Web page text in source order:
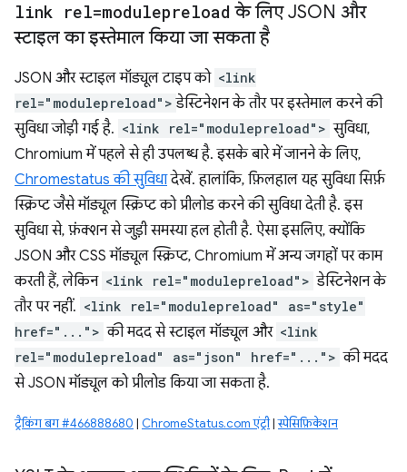
link rel=modulepreload के लिए JSON और
स्टाइल का इस्तेमाल किया जा सकता है
JSON और स्टाइल मॉड्यूल टाइप को <link
rel="modulepreload"> डेस्टिनेशन के तौर पर इस्तेमाल करने की
सुविधा जोड़ी गई है. <link rel="modulepreload"> सुविधा,
Chromium में पहले से ही उपलब्ध है. इसके बारे में जानने के लिए,
Chromestatus की सुविधादेखें. हालांकि, फ़िलहाल यह सुविधा सिर्फ़
स्क्रिप्ट जैसे मॉड्यूल स्क्रिप्ट को प्रीलोड करने की सुविधा देती है. इस
सुविधा से, फ़ंक्शन से जुड़ी समस्या हल होती है. ऐसा इसलिए, क्योंकि
JSON और CSS मॉड्यूल स्क्रिप्ट, Chromium में अन्य जगहों पर काम
करती हैं, लेकिन <link rel="modulepreload"> डेस्टिनेशन के
तौर पर नहीं. <link rel="modulepreload" as="style"
href="..."> की मदद से स्टाइल मॉड्यूल और <link
rel="modulepreload" as="json" href="..."> की मदद
से JSON मॉड्यूल को प्रीलोड किया जा सकता है.
ट्रैकिंग बग #466888680 | ChromeStatus.com एंट्री|स्पेसिफ़िकेशन